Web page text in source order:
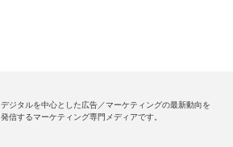
デジタルを中心とした広告／マーケティングの最新動向を
発信するマーケティング専門メディアです。